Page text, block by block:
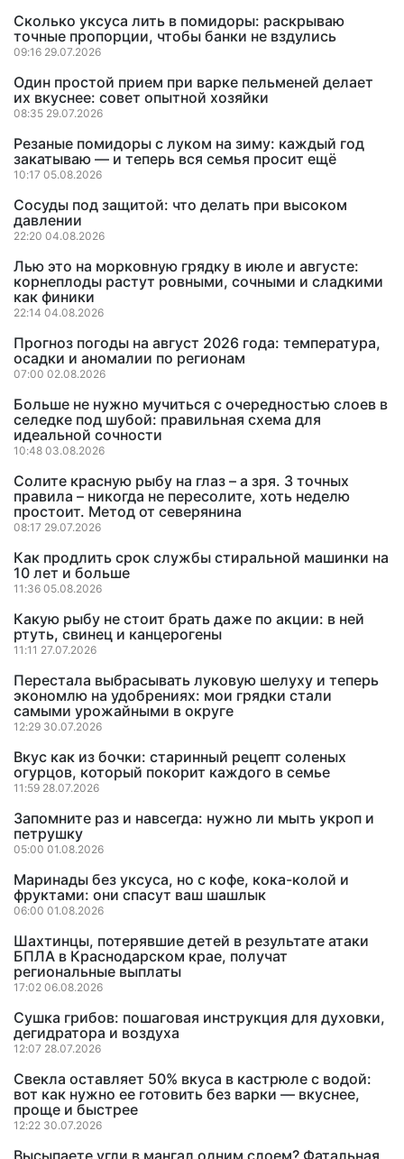
Сколько уксуса лить в помидоры: раскрываю
точные пропорции, чтобы банки не вздулись
09:16 29.07.2026
Один простой прием при варке пельменей делает
их вкуснее: совет опытной хозяйки
08:35 29.07.2026
Резаные помидоры с луком на зиму: каждый год
закатываю — и теперь вся семья просит ещё
10:17 05.08.2026
Сосуды под защитой: что делать при высоком
давлении
22:20 04.08.2026
Лью это на морковную грядку в июле и августе:
корнеплоды растут ровными, сочными и сладкими
как финики
22:14 04.08.2026
Прогноз погоды на август 2026 года: температура,
осадки и аномалии по регионам
07:00 02.08.2026
Больше не нужно мучиться с очередностью слоев в
селедке под шубой: правильная схема для
идеальной сочности
10:48 03.08.2026
Солите красную рыбу на глаз – а зря. 3 точных
правила – никогда не пересолите, хоть неделю
простоит. Метод от северянина
08:17 29.07.2026
Как продлить срок службы стиральной машинки на
10 лет и больше
11:36 05.08.2026
Какую рыбу не стоит брать даже по акции: в ней
ртуть, свинец и канцерогены
11:11 27.07.2026
Перестала выбрасывать луковую шелуху и теперь
экономлю на удобрениях: мои грядки стали
самыми урожайными в округе
12:29 30.07.2026
Вкус как из бочки: старинный рецепт соленых
огурцов, который покорит каждого в семье
11:59 28.07.2026
Запомните раз и навсегда: нужно ли мыть укроп и
петрушку
05:00 01.08.2026
Маринады без уксуса, но с кофе, кока-колой и
фруктами: они спасут ваш шашлык
06:00 01.08.2026
Шахтинцы, потерявшие детей в результате атаки
БПЛА в Краснодарском крае, получат
региональные выплаты
17:02 06.08.2026
Сушка грибов: пошаговая инструкция для духовки,
дегидратора и воздуха
12:07 28.07.2026
Свекла оставляет 50% вкуса в кастрюле с водой:
вот как нужно ее готовить без варки — вкуснее,
проще и быстрее
12:22 30.07.2026
Высыпаете угли в мангал одним слоем? Фатальная